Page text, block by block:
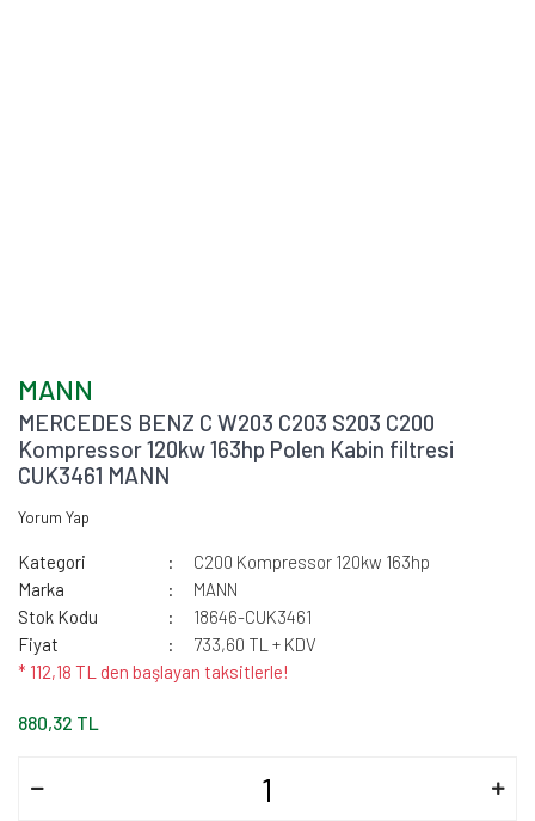
MANN
MERCEDES BENZ C W203 C203 S203 C200
Kompressor 120kw 163hp Polen Kabin filtresi
CUK3461 MANN
Yorum Yap
Kategori
C200 Kompressor 120kw 163hp
Marka
MANN
Stok Kodu
18646-CUK3461
Fiyat
733,60 TL + KDV
* 112,18 TL den başlayan taksitlerle!
880,32 TL